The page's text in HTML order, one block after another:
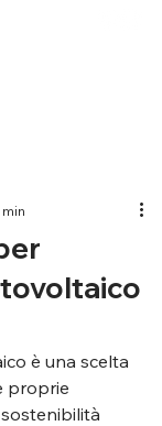
è una scelta
proprie